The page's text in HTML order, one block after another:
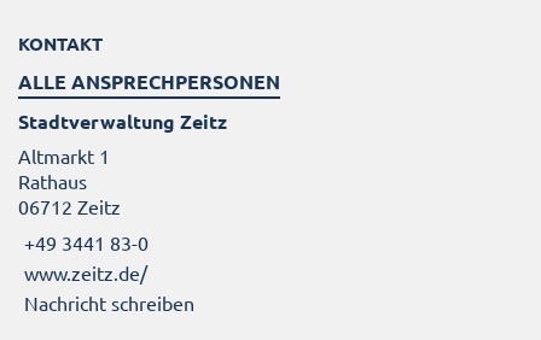
KONTAKT
ALLE ANSPRECHPERSONEN
Stadtverwaltung Zeitz
Altmarkt 1
Rathaus
06712 Zeitz
+49 3441 83-0
www.zeitz.de/
Nachricht schreiben